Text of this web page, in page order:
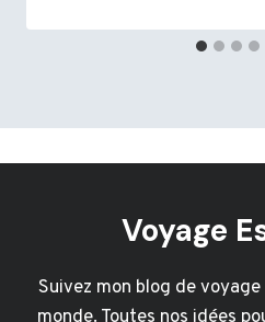
Voyage
Suivez mon blog de